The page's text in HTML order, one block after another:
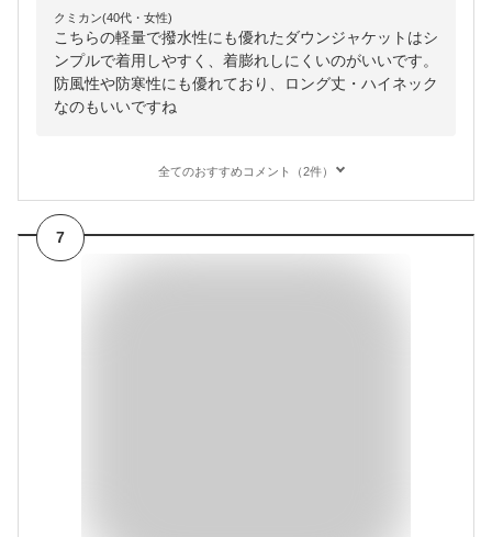
クミカン(40代・女性)
こちらの軽量で撥水性にも優れたダウンジャケットはシ
ンプルで着用しやすく、着膨れしにくいのがいいです。
防風性や防寒性にも優れており、ロング丈・ハイネック
なのもいいですね
全てのおすすめコメント（2件）
7